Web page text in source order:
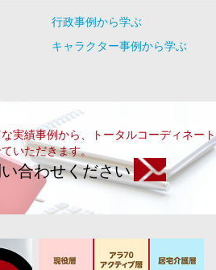
行政事例から学ぶ
キャラクター事例から学ぶ
実績事例から、トータルコーディネート
いただきます。
合わせください